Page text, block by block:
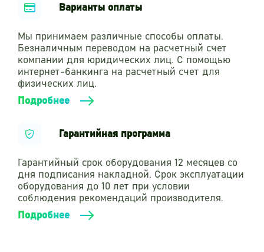
Варианты оплаты
Мы принимаем различные способы оплаты.
Безналичным переводом на расчетный счет
компании для юридических лиц. С помощью
интернет-банкинга на расчетный счет для
физических лиц.
Подробнее
Гарантийная программа
Гарантийный срок оборудования 12 месяцев со
дня подписания накладной. Срок эксплуатации
оборудования до 10 лет при условии
соблюдения рекомендаций производителя.
Подробнее